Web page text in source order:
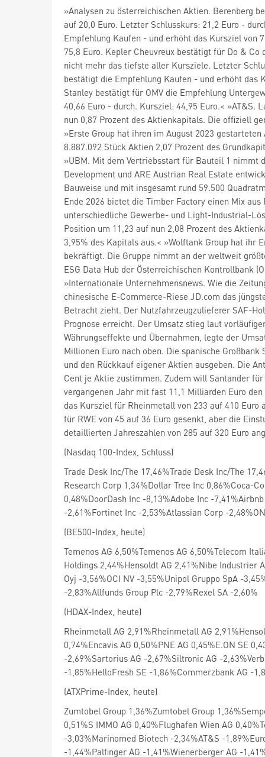
»Analysen zu österreichischen Aktien. Berenberg
auf 20,0 Euro. Letzter Schlusskurs: 21,2 Euro -
Empfehlung Kaufen - und erhöht das Kursziel von
75,8 Euro. Kepler Cheuvreux bestätigt für Do &
nicht mehr das tiefste aller Kursziele. Letzter
bestätigt die Empfehlung Kaufen - und erhöht das
Stanley bestätigt für OMV die Empfehlung
40,66 Euro - durch. Kursziel: 44,95 Euro.<
nun 0,87 Prozent des Aktienkapitals. Die offiziell
»Erste Group hat ihren im August 2023
8.887.092 Stück Aktien 2,07 Prozent des
»UBM. Mit dem Vertriebsstart für Bauteil 1 nimmt
Development und ARE Austrian Real Estate
Bauweise und mit insgesamt rund 59.500
Ende 2026 bietet die Timber Factory einen Mix
unterschiedliche Gewerbe- und Light-Industrial-
Position um 11,23 auf nun 2,08 Prozent des
3,95% des Kapitals aus.< »Wolftank Group hat ihr
bekräftigt. Die Gruppe nimmt an der weltweit
ESG Data Hub der Österreichischen Kontrollbank
»Internationale Unternehmensnews. Wie die
chinesische E-Commerce-Riese JD.com das
Betracht zieht. Der Nutzfahrzeugzulieferer SAF-
Prognose erreicht. Der Umsatz stieg laut
Währungseffekte und Übernahmen, legte der
Millionen Euro nach oben. Die spanische
und den Rückkauf eigener Aktien ausgeben. Die
Cent je Aktie zustimmen. Zudem will Santander
vergangenen Jahr mit fast 11,1 Milliarden Euro
das Kursziel für Rheinmetall von 233 auf 410
für RWE von 45 auf 36 Euro gesenkt, aber die
detaillierten Jahreszahlen von 285 auf 320 Euro
(Nasdaq 100-Index, Schluss)
Trade Desk Inc/The 17,46%Trade Desk Inc/The
Research Corp 1,34%Dollar Tree Inc 0,86%Coca-
0,48%DoorDash Inc -8,13%Adobe Inc -
-2,61%Fortinet Inc -2,53%Atlassian Corp -
(BE500-Index, heute)
Temenos AG 6,50%Temenos AG 6,50%Telecom
Holdings 2,44%Hensoldt AG 2,41%Nibe Industrier
Oyj -3,56%OCI NV -3,55%Unipol Gruppo SpA -
-2,83%Allfunds Group Plc -2,79%Rexel SA -2,60%
(HDAX-Index, heute)
Rheinmetall AG 2,91%Rheinmetall AG
0,74%Encavis AG 0,50%PNE AG 0,45%E.ON SE
-2,69%Sartorius AG -2,67%Siltronic AG -
-1,85%HelloFresh SE -1,86%Commerzbank AG -
(ATXPrime-Index, heute)
Zumtobel Group 1,36%Zumtobel Group
0,51%S IMMO AG 0,40%Flughafen Wien AG
-3,03%Marinomed Biotech -2,34%AT&S -
-1,44%Palfinger AG -1,41%Wienerberger AG -